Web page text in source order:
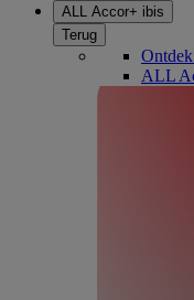
ALL Accor+ ibis
Terug
ALL